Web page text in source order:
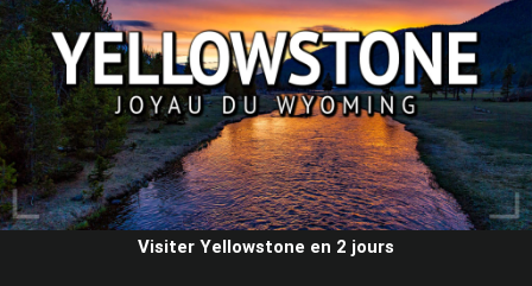
Visiter Yellowstone en 2 jours